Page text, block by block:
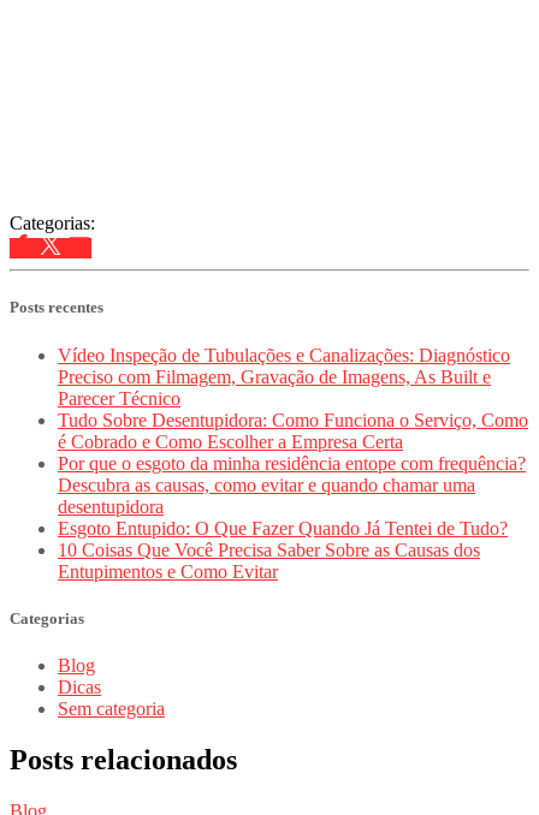
Categorias:
Posts recentes
Vídeo Inspeção de Tubulações e Canalizações: Diagnóstico
Preciso com Filmagem, Gravação de Imagens, As Built e
Parecer Técnico
Tudo Sobre Desentupidora: Como Funciona o Serviço, Como
é Cobrado e Como Escolher a Empresa Certa
Por que o esgoto da minha residência entope com frequência?
Descubra as causas, como evitar e quando chamar uma
desentupidora
Esgoto Entupido: O Que Fazer Quando Já Tentei de Tudo?
10 Coisas Que Você Precisa Saber Sobre as Causas dos
Entupimentos e Como Evitar
Categorias
Blog
Dicas
Sem categoria
Posts relacionados
Blog